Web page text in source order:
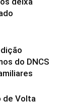
do DNCS
de Volta